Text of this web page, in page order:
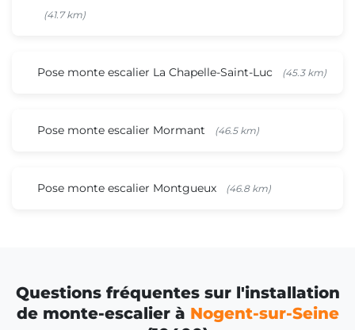
(41.7 km)
Pose monte escalier La Chapelle-Saint-Luc (45.3 km)
Pose monte escalier Mormant (46.5 km)
Pose monte escalier Montgueux (46.8 km)
Questions fréquentes sur l'installation
de monte-escalier à Nogent-sur-Seine